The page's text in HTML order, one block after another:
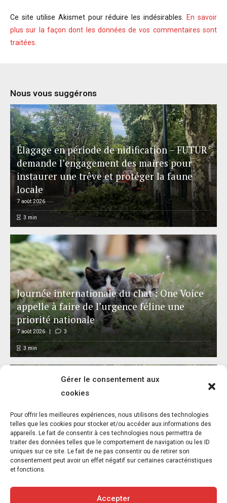
Gérer le consentement aux
cookies
Pour offrir les meilleures expériences, nous utilisons des technologies
telles que les cookies pour stocker et/ou accéder aux informations des
appareils. Le fait de consentir à ces technologies nous permettra de
traiter des données telles que le comportement de navigation ou les ID
uniques sur ce site. Le fait de ne pas consentir ou de retirer son
consentement peut avoir un effet négatif sur certaines caractéristiques
et fonctions.
Accepter
Ce site utilise Akismet pour réduire les indésirables.
En savoir
plus sur la façon dont les données de vos commentaires sont
traitées
Nous vous suggérons
Élagage en période de nidification – FUTUR
demande l’engagement des maires pour
instaurer une trêve et protéger la faune
locale
7 août 2026
3 min
Journée internationale du chat : One Voice
appelle à faire de l’urgence féline une
priorité nationale
7 août 2026 3
3 min
L’association FUTUR dénonce le recours à
des « tirs sanitaires » sur des animaux
sauvages déjà victimes de l’incendie
d’Achères-la-Forêt
7 août 2026 5